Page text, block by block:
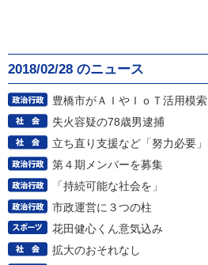
2018/02/28 のニュース
豊橋市がＡＩやＩｏＴ活用模索
失火容疑の78歳男逮捕
立ち直り支援など「努力必要」
第４期メンバーを募集
「持続可能な社会を」
市政運営に３つの柱
花田健心くん意気込み
拡大のおそれなし